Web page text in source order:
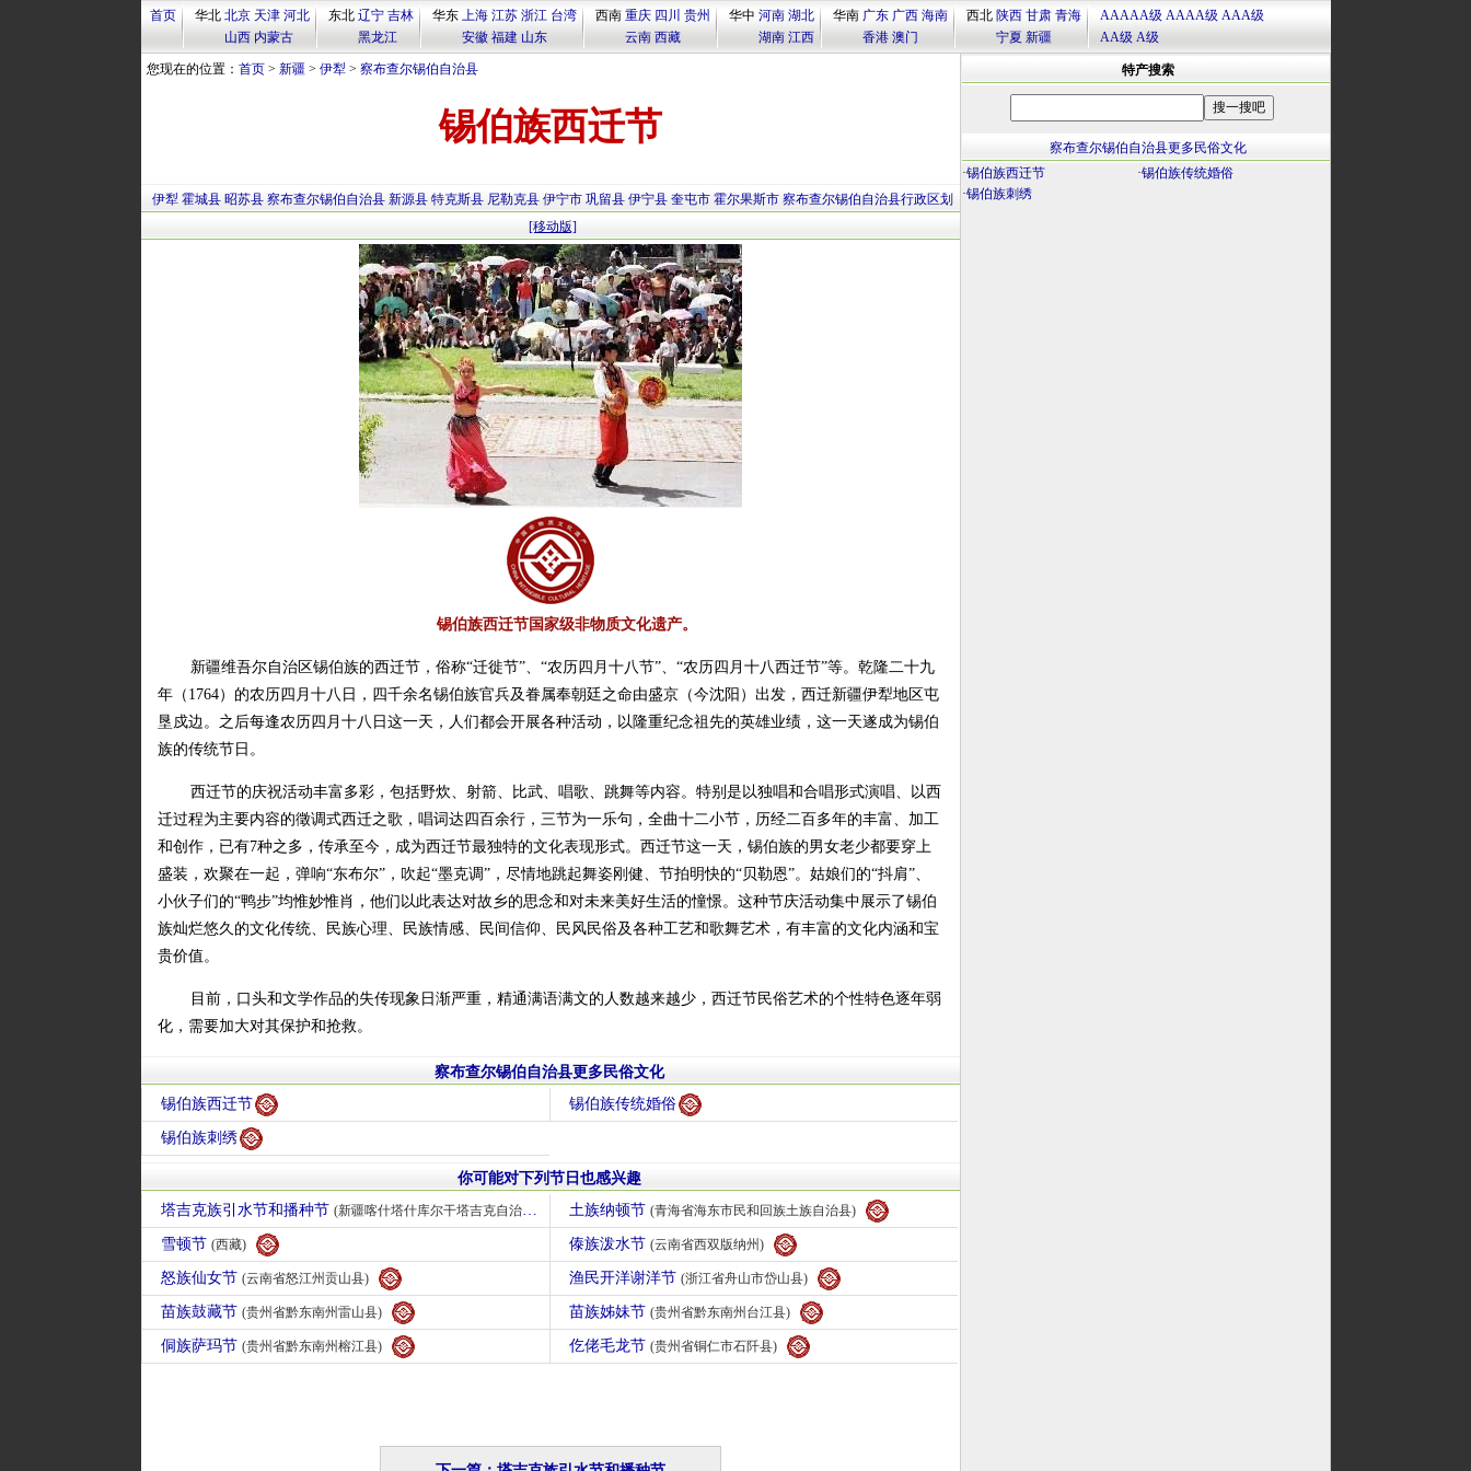
首页 华北 北京 天津 河北
山西 内蒙古
东北 辽宁 吉林
黑龙江
华东 上海 江苏 浙江 台湾
安徽 福建 山东
西南 重庆 四川 贵州
云南 西藏
华中 河南 湖北
湖南 江西
华南 广东 广西 海南
香港 澳门
西北 陕西 甘肃 青海
宁夏 新疆
AAAAA级 AAAA级 AAA级
AA级 A级
您现在的位置： 首页> 新疆 > 伊犁> 察布查尔锡伯自治县
锡伯族西迁节
伊犁 霍城县 昭苏县 察布查尔锡伯自治县 新源县 特克斯县 尼勒克县 伊宁市 巩留县 伊宁县 奎屯市 霍尔果斯市 察布查尔锡伯自治县行政区划
[移动版]
锡伯族西迁节国家级非物质文化遗产。
新疆维吾尔自治区锡伯族的西迁节，俗称“迁徙节”、“农历四月十八节”、“农历四月十八西迁节”等。乾隆二十九
年（1764）的农历四月十八日，四千余名锡伯族官兵及眷属奉朝廷之命由盛京（今沈阳）出发，西迁新疆伊犁地区屯
垦戍边。之后每逢农历四月十八日这一天，人们都会开展各种活动，以隆重纪念祖先的英雄业绩，这一天遂成为锡伯
族的传统节日。
西迁节的庆祝活动丰富多彩，包括野炊、射箭、比武、唱歌、跳舞等内容。特别是以独唱和合唱形式演唱、以西
迁过程为主要内容的徵调式西迁之歌，唱词达四百余行，三节为一乐句，全曲十二小节，历经二百多年的丰富、加工
和创作，已有7种之多，传承至今，成为西迁节最独特的文化表现形式。西迁节这一天，锡伯族的男女老少都要穿上
盛装，欢聚在一起，弹响“东布尔”，吹起“墨克调”，尽情地跳起舞姿刚健、节拍明快的“贝勒恩”。姑娘们的“抖肩”、
小伙子们的“鸭步”均惟妙惟肖，他们以此表达对故乡的思念和对未来美好生活的憧憬。这种节庆活动集中展示了锡伯
族灿烂悠久的文化传统、民族心理、民族情感、民间信仰、民风民俗及各种工艺和歌舞艺术，有丰富的文化内涵和宝
贵价值。
目前，口头和文学作品的失传现象日渐严重，精通满语满文的人数越来越少，西迁节民俗艺术的个性特色逐年弱
化，需要加大对其保护和抢救。
察布查尔锡伯自治县更多民俗文化
锡伯族西迁节
锡伯族传统婚俗
锡伯族刺绣
你可能对下列节日也感兴趣
塔吉克族引水节和播种节 (新疆喀什塔什库尔干塔吉克自治县) 土族纳顿节 (青海省海东市民和回族土族自治县)
雪顿节 (西藏) 傣族泼水节 (云南省西双版纳州)
怒族仙女节 (云南省怒江州贡山县) 渔民开洋谢洋节 (浙江省舟山市岱山县)
苗族鼓藏节 (贵州省黔东南州雷山县) 苗族姊妹节 (贵州省黔东南州台江县)
侗族萨玛节 (贵州省黔东南州榕江县) 仡佬毛龙节 (贵州省铜仁市石阡县)
特产搜索
察布查尔锡伯自治县更多民俗文化
·锡伯族西迁节 ·锡伯族传统婚俗
·锡伯族刺绣